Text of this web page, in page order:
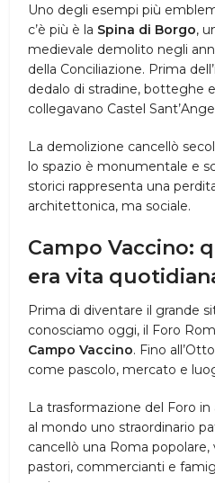
Uno degli esempi più
c’è più è la Spina di Borgo,
medievale demolito negli
della Conciliazione. Prima
dedalo di stradine, botteghe
collegavano Castel
La demolizione cancellò
lo spazio è monumentale e
storici rappresenta una
architettonica, ma sociale.
Campo Vaccino:
era vita
Prima di diventare il grande
conosciamo oggi, il Foro
Campo Vaccino. Fino
come pascolo, mercato e
La trasformazione del Foro
al mondo uno straordinario
cancellò una Roma
pastori, commercianti e